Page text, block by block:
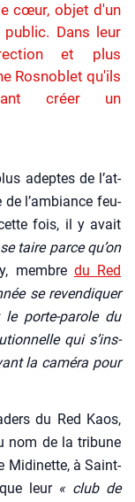
cœur, objet d'un
Dans leur
et plus
Rosnoblet qu'ils
créer un
adeptes de l’at­
de l’am­biance feu­
fois, il y avait
taire parce qu’on
membre du Red
se reven­di­quer
porte-parole du
qui s’ins­
la camé­ra pour
du Red Kaos,
nom de la tri­bune
Midi­nette, à Saint-
leur « club de